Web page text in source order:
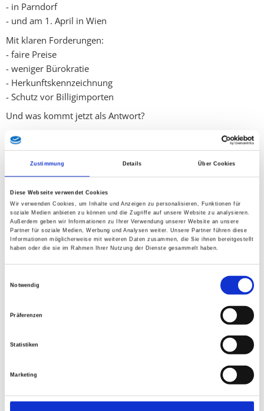
Zustimmung Details Über Cookies
Diese Webseite verwendet Cookies
Wir verwenden Cookies, um Inhalte und Anzeigen zu personalisieren, Funktionen für
soziale Medien anbieten zu können und die Zugriffe auf unsere Website zu analysieren.
Außerdem geben wir Informationen zu Ihrer Verwendung unserer Website an unsere
Partner für soziale Medien, Werbung und Analysen weiter. Unsere Partner führen diese
Informationen möglicherweise mit weiteren Daten zusammen, die Sie ihnen bereitgestellt
haben oder die sie im Rahmen Ihrer Nutzung der Dienste gesammelt haben.
Notwendig
Präferenzen
Statistiken
Marketing
- in Parndorf
- und am 1. April in Wien
Mit klaren Forderungen:
- faire Preise
- weniger Bürokratie
- Herkunftskennzeichnung
- Schutz vor Billigimporten
Und was kommt jetzt als Antwort?
100 Millionen Euro auf zwei Jahre verteilt.
Das ist zu wenig – und das weiß draußen am Hof jeder.
Scheinheiligkeit hat Methode
Besonders bitter ist, wer diese Maßnahme jetzt als großen
Erfolg verkauft:
der Bauernbund und die ÖVP.
Bei den Demos:
starke Auftritte
Herkunftskennzeichnung wird im Parlament blockiert
Anträge werden abgelehnt oder vertagt (zuletzt im März im
Ausschuss)
Das ist keine Interessenvertretung – das ist Scheinheiligkeit.
Das eigentliche Problem wird ignoriert